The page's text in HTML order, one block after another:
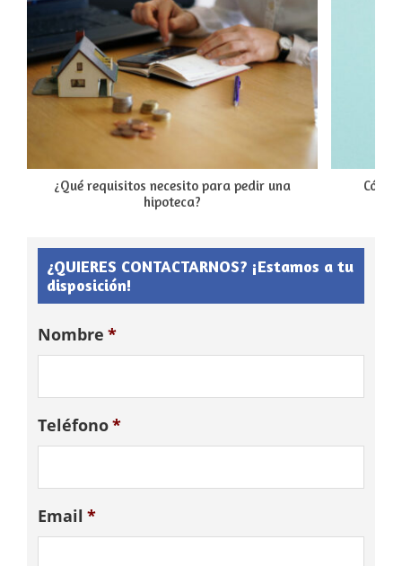
¿Qué requisitos necesito para pedir una
hipoteca?
¿QUIERES CONTACTARNOS? ¡Estamos a tu
disposición!
Nombre *
Teléfono*
Email *